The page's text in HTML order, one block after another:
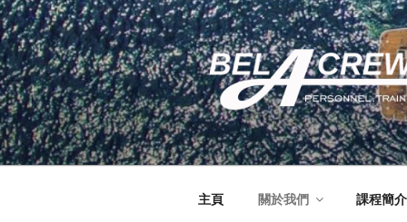
Skip
to
content
Crew Training and Yacht
主頁 關於我們 課程簡介